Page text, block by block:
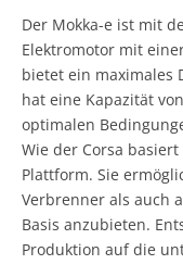
Der Mokka-e ist mit
Elektromotor mit
bietet ein maximales
hat eine Kapazität
optimalen
Wie der Corsa
Plattform. Sie
Verbrenner als auch
Basis anzubieten.
Produktion auf die